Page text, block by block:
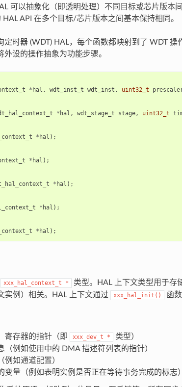
可以抽象化（即透明处理）不同目标或芯片版本
API 在多个目标/芯片版本之间基本保持相同。
定时器 (WDT) HAL，每个函数都映射到了 WDT 操
设的操作抽象为功能步骤。
* hal , wdt_inst_t wdt_inst , uint32_t
* hal , wdt_stage_t stage, uint32_t
* hal );
* hal );
* hal );
* hal );
* hal );
xxx_hal_context_t *
类型。HAL 上下文类型用于存
实例）相关。HAL 上下文通过
xxx_hal_init()
函
寄存器的指针（即
xxx_dev_t *
类型）
（例如使用中的 DMA 描述符列表的指针）
例如通道配置）
变量（例如表明实例是否正在等待事务完成的标志）